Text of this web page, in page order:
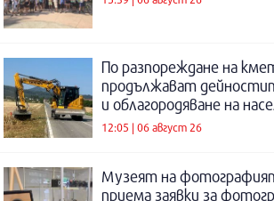
По разпореждане на
продължават
и облагородяване на
12:05 | 06 август 26
Музеят на
приема заявки за